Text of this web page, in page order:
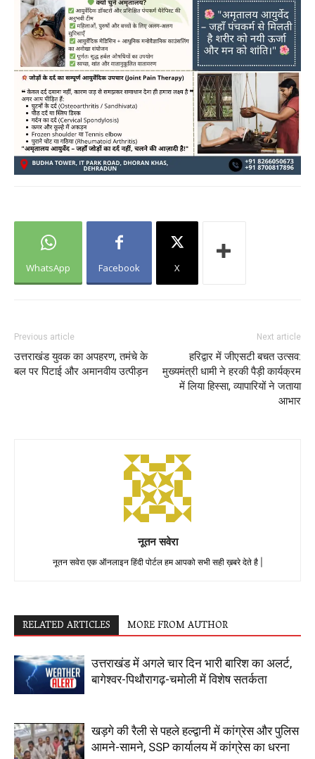
WhatsApp Facebook X
Previous article
उत्तराखंड युवक का अपहरण, तमंचे के
बल पर पिटाई और अमानवीय उत्पीड़न
Next article
हरिद्वार में जीएसटी बचत उत्सव:
मुख्यमंत्री धामी ने हरकी पैड़ी कार्यक्रम
में लिया हिस्सा, व्यापारियों ने जताया
आभार
नूतन सवेरा
नूतन सवेरा एक ऑनलाइन हिंदी पोर्टल हम आपको सभी सही ख़बरे देते है |
RELATED ARTICLES MORE FROM AUTHOR
उत्तराखंड में अगले चार दिन भारी बारिश का अलर्ट,
बागेश्वर-पिथौरागढ़-चमोली में विशेष सतर्कता
खड़गे की रैली से पहले हल्द्वानी में कांग्रेस और पुलिस
आमने-सामने, SSP कार्यालय में कांग्रेस का धरना